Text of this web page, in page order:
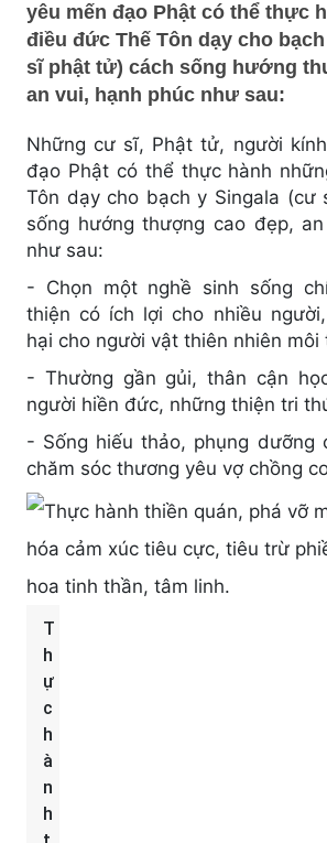
yêu mến đạo Phật có thể thực
điều đức Thế Tôn dạy cho
sĩ phật tử) cách sống hướng
an vui, hạnh phúc như sau:
Những cư sĩ, Phật tử, người
đạo Phật có thể thực hành
Tôn dạy cho bạch y Singala (cư
sống hướng thượng cao đẹp,
như sau:
- Chọn một nghề sinh sống
thiện có ích lợi cho nhiều
hại cho người vật thiên nhiên môi
- Thường gần gủi, thân cận
người hiền đức, những thiện tri
- Sống hiếu thảo, phụng dưỡng
chăm sóc thương yêu vợ chồng
T
h
ự
c
h
à
n
h